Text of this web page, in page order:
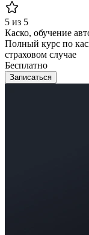
5 из 5
Каско, обучение
Полный курс по
страховом случае
Бесплатно
Записаться